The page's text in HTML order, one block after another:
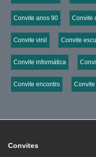
Convite anos 90 Convite
Convite vinil Convite
Convite informática
Convite encontro
Convites